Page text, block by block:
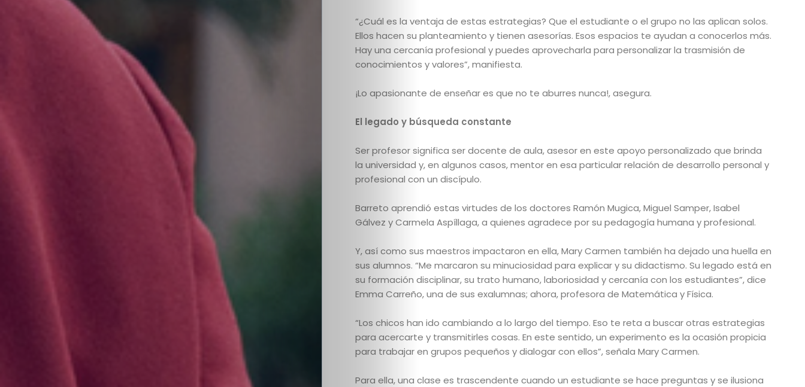
Categorías
Todos
los
artículos
Videos
Quienes
somos
Colabora
con
nosotros
Suscripción
“¿Cuál es la ventaja de estas estrategias? Que el estudiante o el grupo no las aplican solos.
Ellos hacen su planteamiento y tienen asesorías. Esos espacios te ayudan a conocerlos más.
Hay una cercanía profesional y puedes aprovecharla para personalizar la trasmisión de
conocimientos y valores”, manifiesta.
¡Lo apasionante de enseñar es que no te aburres nunca!, asegura.
El legado y búsqueda constante
Ser profesor significa ser docente de aula, asesor en este apoyo personalizado que brinda
la universidad y, en algunos casos, mentor en esa particular relación de desarrollo personal y
profesional con un discípulo.
Barreto aprendió estas virtudes de los doctores Ramón Mugica, Miguel Samper, Isabel
Gálvez y Carmela Aspíllaga, a quienes agradece por su pedagogía humana y profesional.
Y, así como sus maestros impactaron en ella, Mary Carmen también ha dejado una huella en
sus alumnos. “Me marcaron su minuciosidad para explicar y su didactismo. Su legado está en
su formación disciplinar, su trato humano, laboriosidad y cercanía con los estudiantes”, dice
Emma Carreño, una de sus exalumnas; ahora, profesora de Matemática y Física.
“Los chicos han ido cambiando a lo largo del tiempo. Eso te reta a buscar otras estrategias
para acercarte y transmitirles cosas. En este sentido, un experimento es la ocasión propicia
para trabajar en grupos pequeños y dialogar con ellos”, señala Mary Carmen.
Para ella, una clase es trascendente cuando un estudiante se hace preguntas y se ilusiona